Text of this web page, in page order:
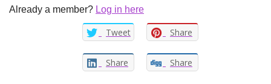
Already a member? Log in here
Tweet Share
Share Share